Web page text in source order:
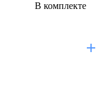
В комплекте